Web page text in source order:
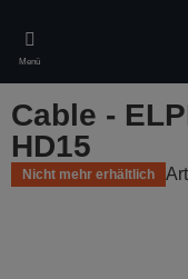
main
content
Menü
Cable -
HD15
Nicht mehr erhältlich